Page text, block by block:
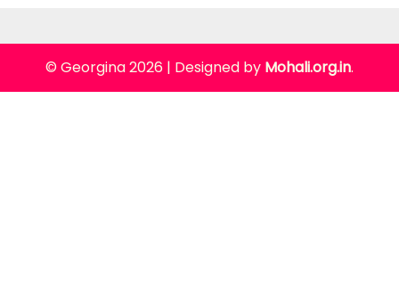
© Georgina 2026 | Designed by Mohali.org.in.